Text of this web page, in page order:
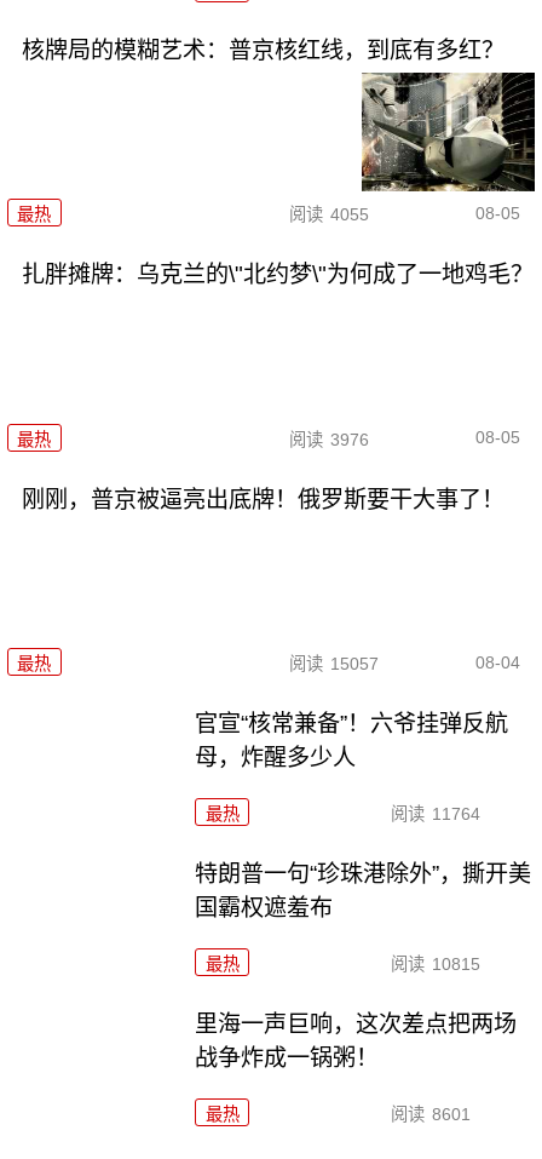
核牌局的模糊艺术：普京核红线，到底有多红？
最热 阅读 4055 08-05
扎胖摊牌：乌克兰的\"北约梦\"为何成了一地鸡毛？
最热 阅读 3976 08-05
刚刚，普京被逼亮出底牌！俄罗斯要干大事了！
最热 阅读 15057 08-04
官宣“核常兼备”！六爷挂弹反航
母，炸醒多少人
最热 阅读 11764
特朗普一句“珍珠港除外”，撕开美
国霸权遮羞布
最热 阅读 10815
里海一声巨响，这次差点把两场
战争炸成一锅粥！
最热 阅读 8601